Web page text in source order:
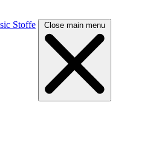
Stoffe Close main menu